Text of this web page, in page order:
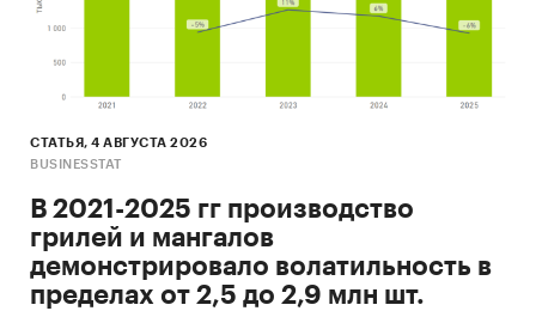
СТАТЬЯ, 4 АВГУСТА 2026
BUSINESSTAT
В 2021-2025 гг производство
грилей и мангалов
демонстрировало волатильность в
пределах от 2,5 до 2,9 млн шт.